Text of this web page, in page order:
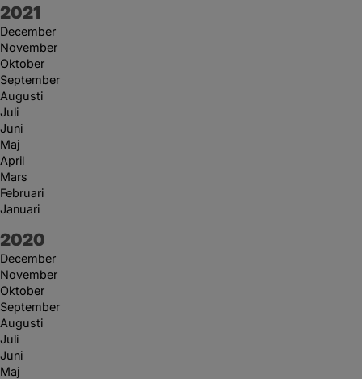
År:
2021
December
November
Oktober
September
Augusti
Juli
Juni
Maj
April
Mars
Februari
Januari
År:
2020
December
November
Oktober
September
Augusti
Juli
Juni
Maj